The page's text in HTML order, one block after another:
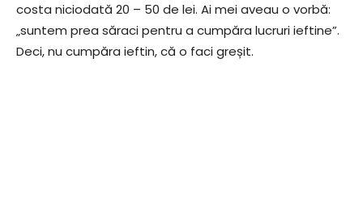
costa niciodată 20 – 50 de lei. Ai mei aveau o vorbă:
„suntem prea săraci pentru a cumpăra lucruri ieftine”.
Deci, nu cumpăra ieftin, că o faci greșit.